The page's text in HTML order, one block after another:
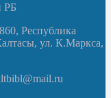
РБ
Республика
ул. К.Маркса,